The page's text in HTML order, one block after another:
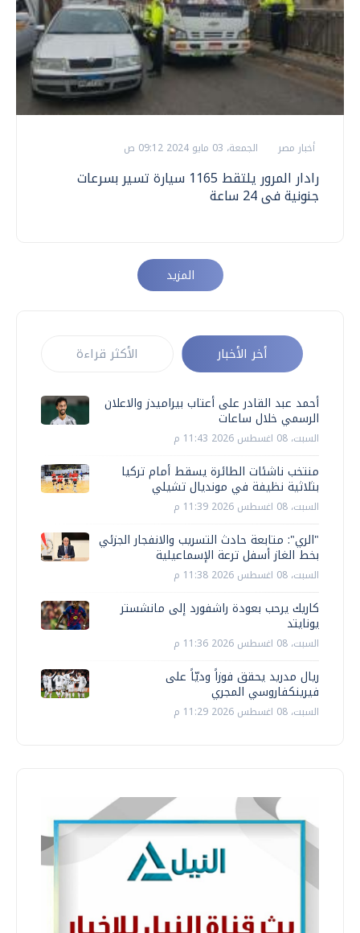
أخبار مصر الجمعة، 03 مايو 2024 09:12 ص
رادار المرور يلتقط 1165 سيارة تسير بسرعات
جنونية فى 24 ساعة
المزيد
أخر الأخبار الأكثر قراءة
أحمد عبد القادر على أعتاب بيراميدز والاعلان
الرسمي خلال ساعات
السبت، 08 اغسطس 2026 11:43 م
منتخب ناشئات الطائرة يسقط أمام تركيا
بثلاثية نظيفة في مونديال تشيلي
السبت، 08 اغسطس 2026 11:39 م
"الري": متابعة حادث التسريب والانفجار الجزئي
بخط الغاز أسفل ترعة الإسماعيلية
السبت، 08 اغسطس 2026 11:38 م
كاريك يرحب بعودة راشفورد إلى مانشستر
يونايتد
السبت، 08 اغسطس 2026 11:36 م
ريال مدريد يحقق فوزاً وديّاً على
فيرينكفاروسي المجري
السبت، 08 اغسطس 2026 11:29 م